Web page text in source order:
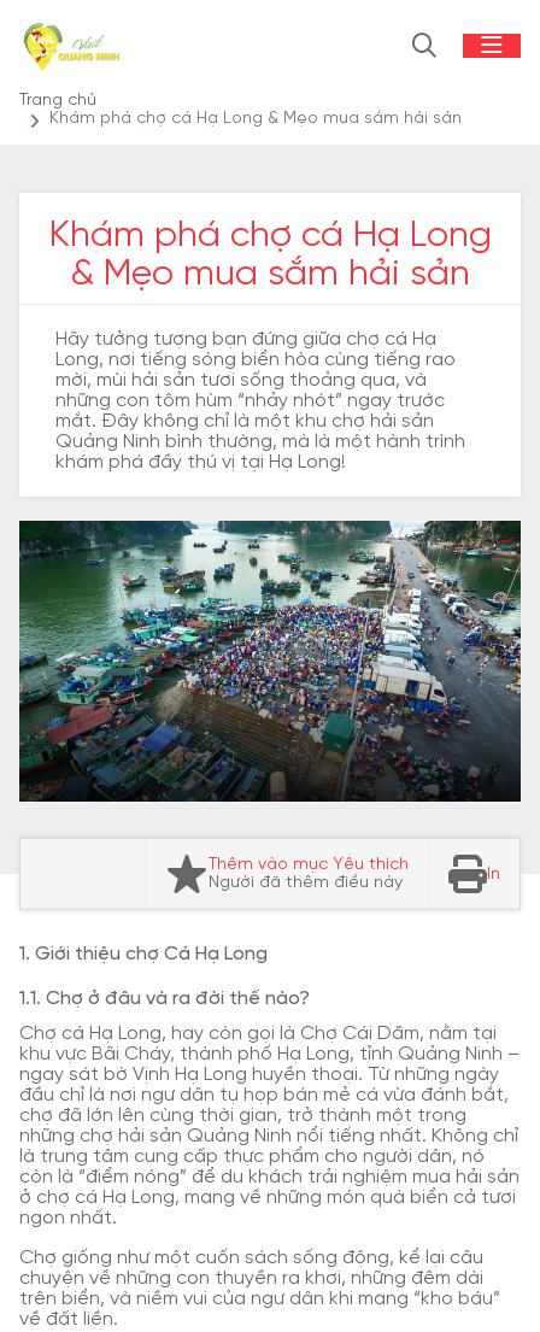
Trang chủ
Khám phá chợ cá Hạ Long & Mẹo mua sắm hải sản
Khám phá chợ cá Hạ Long
& Mẹo mua sắm hải sản
Hãy tưởng tượng bạn đứng giữa chợ cá Hạ
Long, nơi tiếng sóng biển hòa cùng tiếng rao
mời, mùi hải sản tươi sống thoảng qua, và
những con tôm hùm “nhảy nhót” ngay trước
mắt. Đây không chỉ là một khu chợ hải sản
Quảng Ninh bình thường, mà là một hành trình
khám phá đầy thú vị tại Hạ Long!
Thêm vào mục Yêu thích
Người đã thêm điều này
In
1. Giới thiệu chợ Cá Hạ Long
1.1. Chợ ở đâu và ra đời thế nào?
Chợ cá Hạ Long, hay còn gọi là Chợ Cái Dăm, nằm tại
khu vực Bãi Cháy, thành phố Hạ Long, tỉnh Quảng Ninh –
ngay sát bờ Vịnh Hạ Long huyền thoại. Từ những ngày
đầu chỉ là nơi ngư dân tụ họp bán mẻ cá vừa đánh bắt,
chợ đã lớn lên cùng thời gian, trở thành một trong
những chợ hải sản Quảng Ninh nổi tiếng nhất. Không chỉ
là trung tâm cung cấp thực phẩm cho người dân, nó
còn là “điểm nóng” để du khách trải nghiệm mua hải sản
ở chợ cá Hạ Long, mang về những món quà biển cả tươi
ngon nhất.
Chợ giống như một cuốn sách sống động, kể lại câu
chuyện về những con thuyền ra khơi, những đêm dài
trên biển, và niềm vui của ngư dân khi mang “kho báu”
về đất liền.